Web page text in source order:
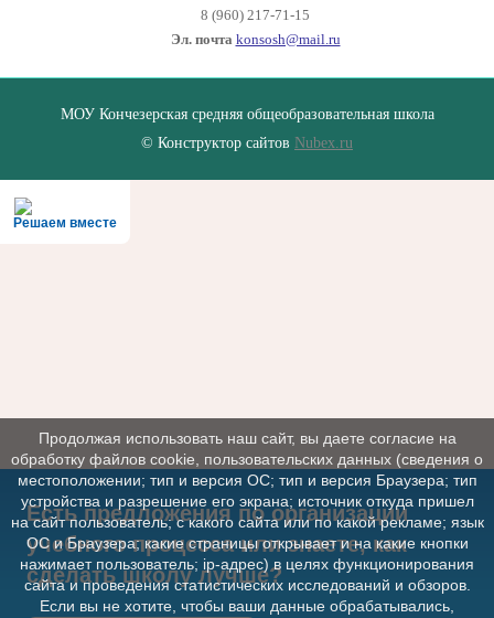
8 (960) 217-71-15
Эл. почта konsosh@mail.ru
МОУ Кончезерская средняя общеобразовательная школа
© Конструктор сайтов Nubex.ru
Решаем вместе
Есть предложения по организации
учебного процесса или знаете, как
сделать школу лучше?
Продолжая использовать наш сайт, вы даете согласие на
обработку файлов cookie, пользовательских данных (сведения о
местоположении; тип и версия ОС; тип и версия Браузера; тип
устройства и разрешение его экрана; источник откуда пришел
на сайт пользователь; с какого сайта или по какой рекламе; язык
ОС и Браузера; какие страницы открывает и на какие кнопки
нажимает пользователь; ip-адрес) в целях функционирования
сайта и проведения статистических исследований и обзоров.
Если вы не хотите, чтобы ваши данные обрабатывались,